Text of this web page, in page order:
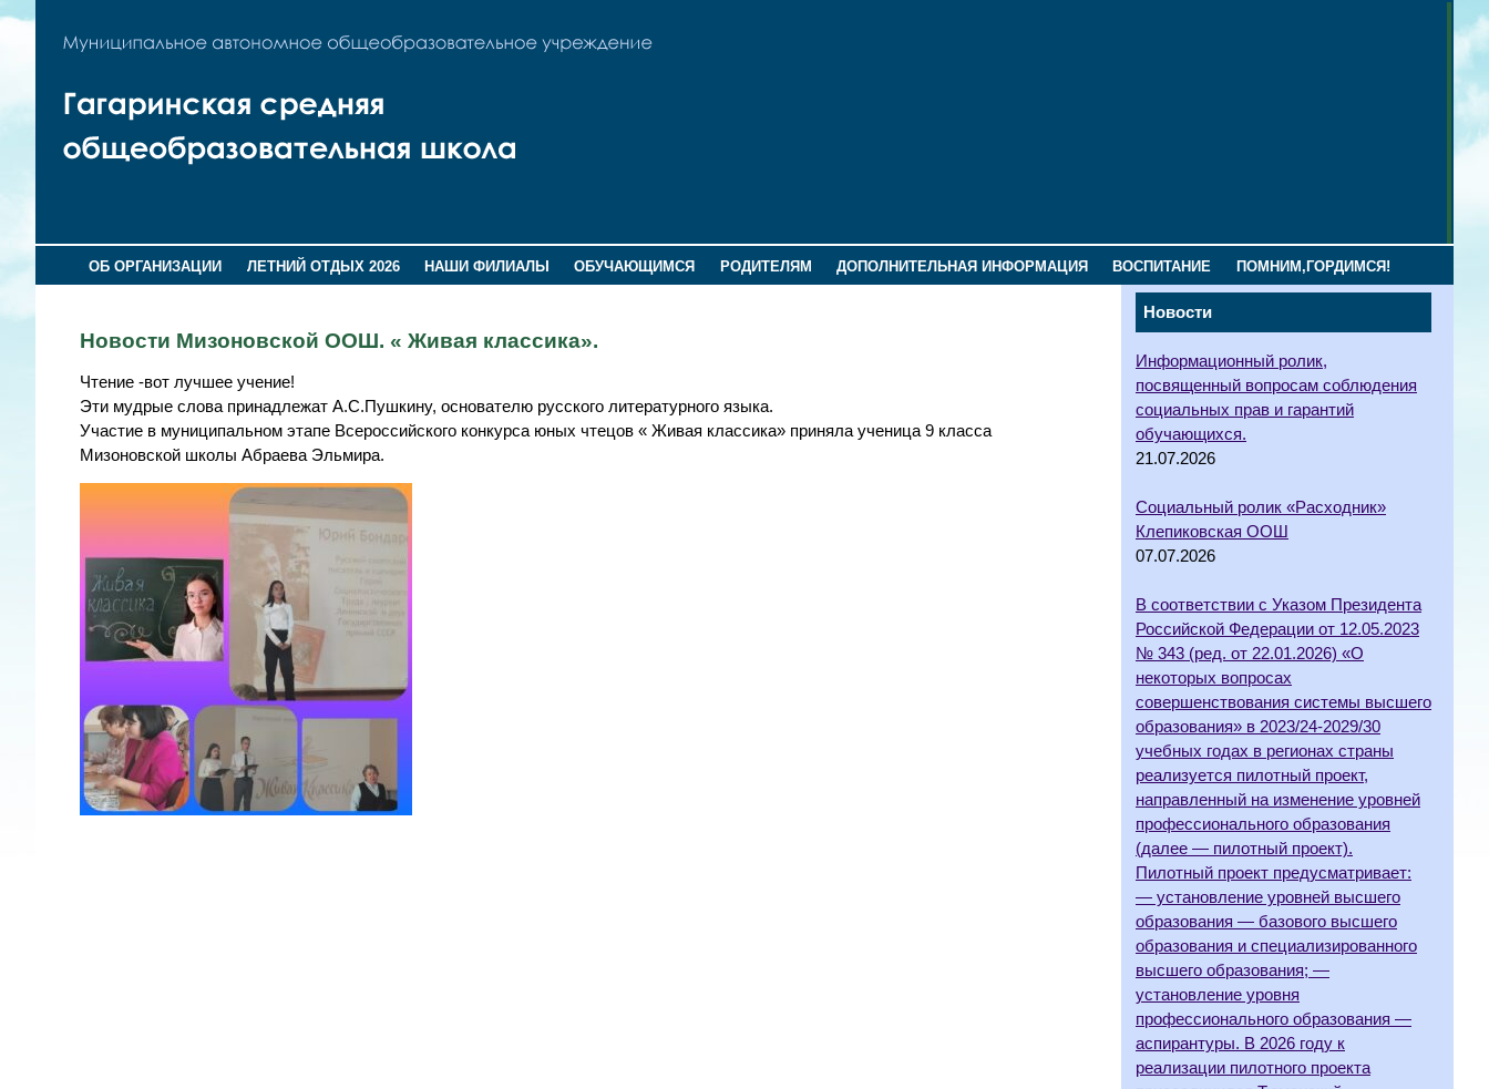
ОБ ОРГАНИЗАЦИИ ЛЕТНИЙ ОТДЫХ 2026 НАШИ ФИЛИАЛЫ ОБУЧАЮЩИМСЯ РОДИТЕЛЯМ ДОПОЛНИТЕЛЬНАЯ ИНФОРМАЦИЯ ВОСПИТАНИЕ ПОМНИМ,ГОРДИМСЯ!
Новости
Информационный ролик,
посвященный вопросам соблюдения
социальных прав и гарантий
обучающихся.
21.07.2026
Социальный ролик «Расходник»
Клепиковская ООШ
07.07.2026
В соответствии с Указом Президента
Российской Федерации от 12.05.2023
№ 343 (ред. от 22.01.2026) «О
некоторых вопросах
совершенствования системы высшего
образования» в 2023/24-2029/30
учебных годах в регионах страны
реализуется пилотный проект,
направленный на изменение уровней
профессионального образования
(далее — пилотный проект).
Пилотный проект предусматривает:
— установление уровней высшего
образования — базового высшего
образования и специализированного
высшего образования; —
установление уровня
профессионального образования —
аспирантуры. В 2026 году к
реализации пилотного проекта
Новости Мизоновской ООШ. « Живая классика».
Чтение -вот лучшее учение!
Эти мудрые слова принадлежат А.С.Пушкину, основателю русского литературного языка.
Участие в муниципальном этапе Всероссийского конкурса юных чтецов « Живая классика» приняла ученица 9 класса
Мизоновской школы Абраева Эльмира.